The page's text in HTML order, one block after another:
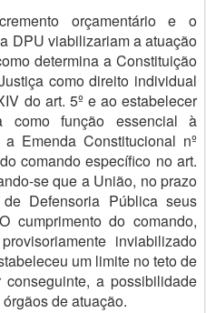
orçamentário e o
DPU viabilizariam a atuação
determina a Constituição
como direito individual
do art. 5º e ao estabelecer
como função essencial à
Emenda Constitucional nº
comando específico no art.
se que a União, no prazo
Defensoria Pública seus
cumprimento do comando,
inviabilizado
um limite no teto de
a possibilidade
de atuação.